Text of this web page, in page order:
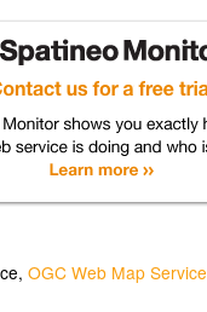
,OGC Web Map Service